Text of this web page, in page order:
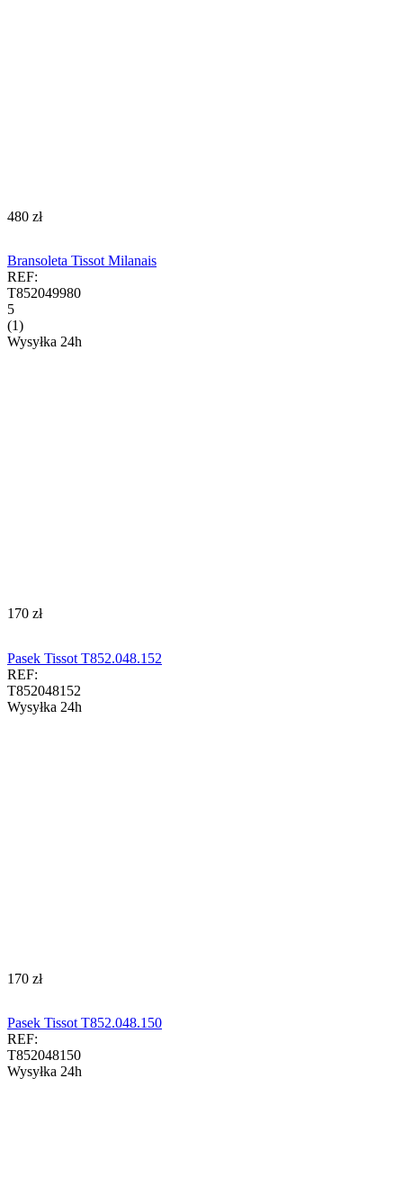
‍480‍ zł
Bransoleta Tissot Milanais
REF:
T852049980
5
(1)
Wysyłka 24h
‍170‍ zł
Pasek Tissot T852.048.152
REF:
T852048152
Wysyłka 24h
‍170‍ zł
Pasek Tissot T852.048.150
REF:
T852048150
Wysyłka 24h